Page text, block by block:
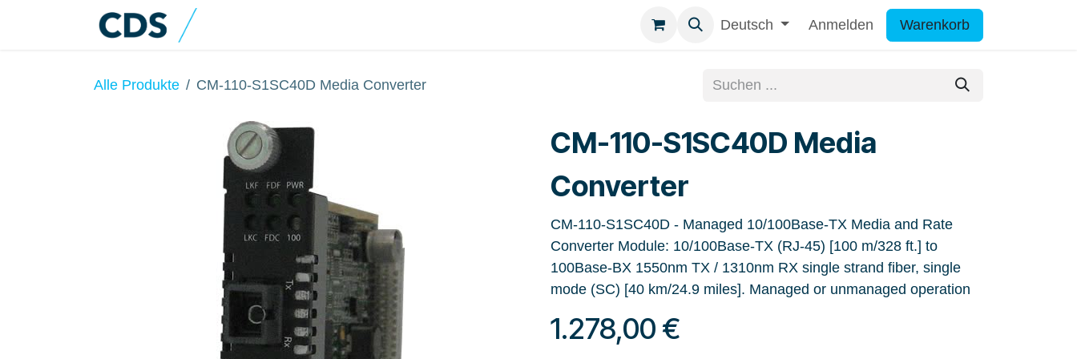
Zum Inhalt springen
Deutsch Anmelden Warenkorb
Alle Produkte CM-110-S1SC40D Media Converter
CM-110-S1SC40D Media
Converter
CM-110-S1SC40D - Managed 10/100Base-TX Media and Rate
Converter Module: 10/100Base-TX (RJ-45) [100 m/328 ft.] to
100Base-BX 1550nm TX / 1310nm RX single strand fiber, single
mode (SC) [40 km/24.9 miles]. Managed or unmanaged operation
1.278,00 €